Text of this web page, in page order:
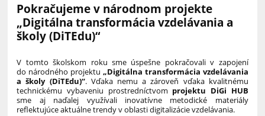
Pokračujeme v národnom projekte
„Digitálna transformácia vzdelávania a
školy (DiTEdu)“
V tomto školskom roku sme úspešne pokračovali v zapojení
do národného projektu „Digitálna transformácia vzdelávania
a školy (DiTEdu)“. Vďaka nemu a zároveň vďaka kvalitnému
technickému vybaveniu prostredníctvom projektu DiGi HUB
sme aj naďalej využívali inovatívne metodické materiály
reflektujúce aktuálne trendy v oblasti digitalizácie vzdelávania.